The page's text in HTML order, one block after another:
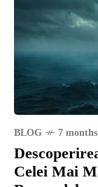
BLOG 7
Celei Mai